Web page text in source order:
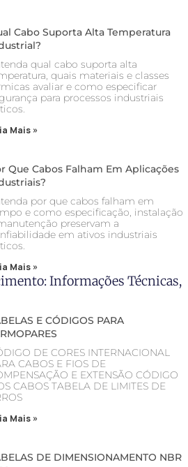
Cabo Suporta Alta Temperatura
qual cabo suporta alta
quais materiais e classes
avaliar e como especificar
para processos industriais
Mais »
Que Cabos Falham Em Aplicações
por que cabos falham em
e como especificação, instalação
preservam a
em ativos industriais
Mais »
Informações Técnicas,
E CÓDIGOS PARA
DE CORES INTERNACIONAL
CABOS E FIOS DE
E EXTENSÃO CÓDIGO
CABOS TABELA DE LIMITES DE
Mais »
DE DIMENSIONAMENTO NBR